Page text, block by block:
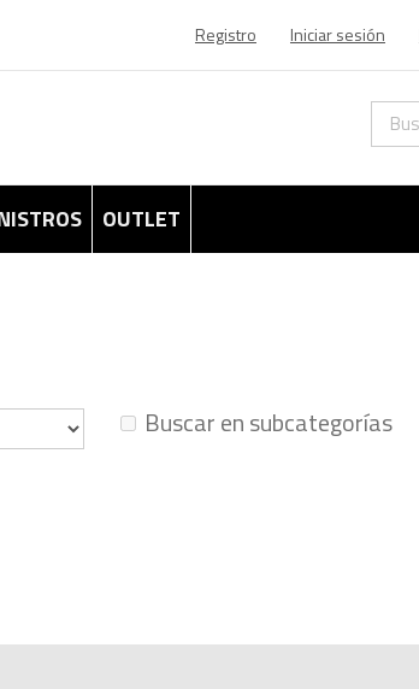
Registro Iniciar sesión
OUTLET
Buscar en subcategorías